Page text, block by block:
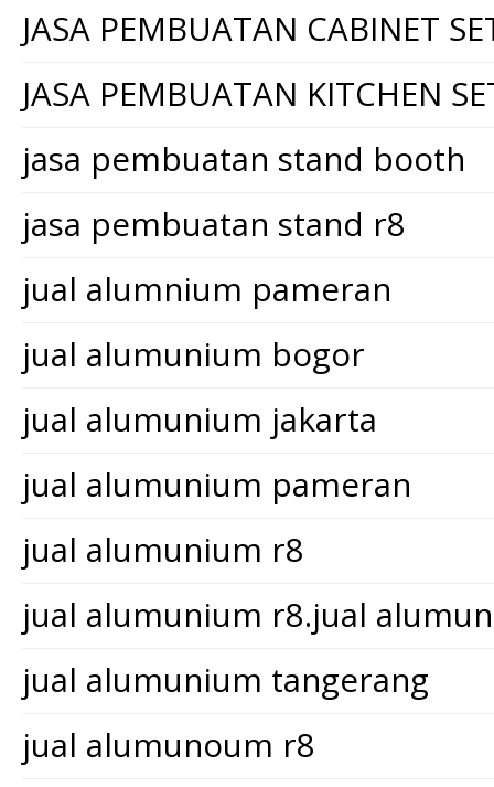
JASA PEMBUATAN CABINET
JASA PEMBUATAN KITCHEN
jasa pembuatan stand booth
jasa pembuatan stand r8
jual alumnium pameran
jual alumunium bogor
jual alumunium jakarta
jual alumunium pameran
jual alumunium r8
jual alumunium r8.jual
jual alumunium tangerang
jual alumunoum r8